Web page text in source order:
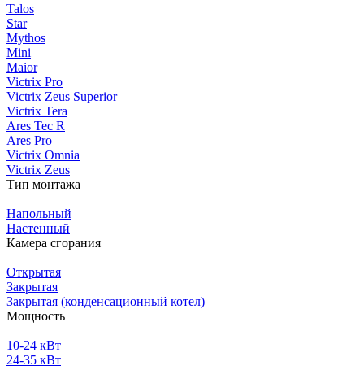
Talos
Star
Mythos
Mini
Maior
Victrix Pro
Victrix Zeus Superior
Victrix Tera
Ares Tec R
Ares Pro
Victrix Omnia
Victrix Zeus
Тип монтажа
Напольный
Настенный
Камера сгорания
Открытая
Закрытая
Закрытая (конденсационный котел)
Мощность
10-24 кВт
24-35 кВт